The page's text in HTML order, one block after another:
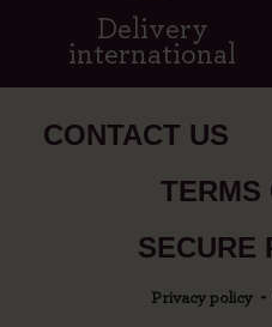
Delivery
international
CONTACT US
TERMS
SECURE
Privacy policy